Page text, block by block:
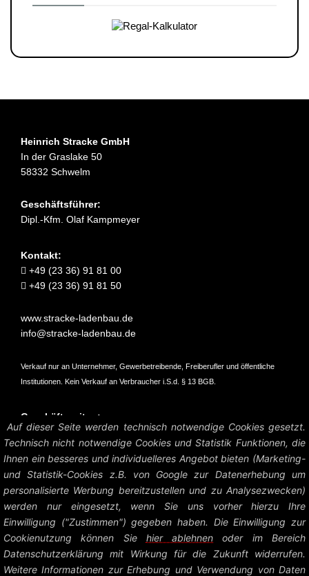
Heinrich Stracke GmbH
In der Graslake 50
58332 Schwelm
Geschäftsführer:
Dipl.-Kfm. Olaf Kampmeyer
Kontakt:
+49 (23 36) 91 81 00
+49 (23 36) 91 81 50
www.stracke-ladenbau.de
info@stracke-ladenbau.de
Verkauf nur an Unternehmer, Gewerbetreibende, Freiberufler und öffentliche
Institutionen. Kein Verkauf an Verbraucher i.S.d. § 13 BGB.
Geschäftszeiten:
Mo – Do: 07:45 – 16:45 Uhr
Fr: 07:45 – 15:15 Uhr
Amtsgericht Hagen HRB 6004
UstID: DE126458535
Preise zzgl. MwSt. und Versandkosten.
© Heinrich Stracke GmbH – Ladenbau Shop System |Impressum +
Auf dieser Seite werden technisch notwendige Cookies gesetzt.
Technisch nicht notwendige Cookies und Statistik Funktionen, die
Ihnen ein besseres und individuelleres Angebot bieten (Marketing-
und Statistik-Cookies z.B. von Google zur Datenerhebung um
personalisierte Werbung bereitzustellen und zu Analysezwecken)
werden nur eingesetzt, wenn Sie uns vorher hierzu Ihre
Einwilligung ("Zustimmen") gegeben haben. Die Einwilligung zur
Cookienutzung können Sie hier ablehnen oder im Bereich
Datenschutzerklärung mit Wirkung für die Zukunft widerrufen.
Weitere Informationen zur Erhebung und Verwendung von Daten